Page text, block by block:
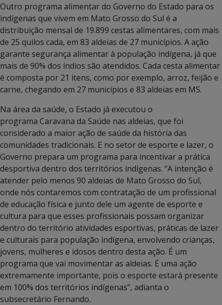
Outro programa alimentar do Governo do Estado para os
indígenas que vivem em Mato Grosso do Sul é a
distribuição mensal de 19.899 cestas alimentares, com mais
de 25 quilos cada, em 83 aldeias de 27 municípios. A ação
garante segurança alimentar à população indígena, já que
mais de 90% dos índios são atendidos. Cada cesta alimentar
é composta por 21 itens, como por exemplo, arroz, feijão e
carne, chegando em 27 municípios e 83 aldeias em MS.
Na área da saúde, o Estado já executou o
programa Caravana da Saúde nas aldeias, que foi
considerado a maior ação de saúde da história das
comunidades tradicionais. E no setor de esporte e lazer, o
Governo prepara um programa para incentivar a prática
desportiva dentro dos territórios indígenas. “A intenção é
atender pelo menos 90 aldeias de Mato Grosso do Sul,
onde nós contaremos com contratação de um profissional
de educação física e junto dele um agente de esporte e
cultura para que esses profissionais possam organizar
dentro do território atividades esportivas, práticas de lazer
e culturais para população indígena, envolvendo crianças,
jovens, mulheres e idosos dentro desta ação. É um
programa que vai movimentar as aldeias. É uma ação
extremamente importante, pois o esporte estará presente
em 100% dos territórios indígenas”, adianta o
subsecretário Fernando.